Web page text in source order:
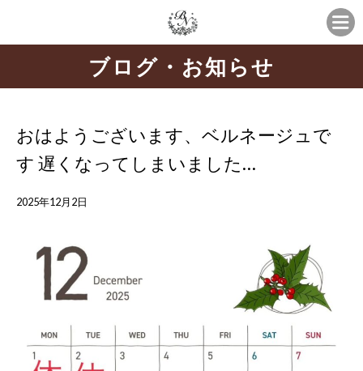
ブログ・お知らせ
おはようございます、ベルネージュで
す 遅くなってしまいました…
2025年12月2日